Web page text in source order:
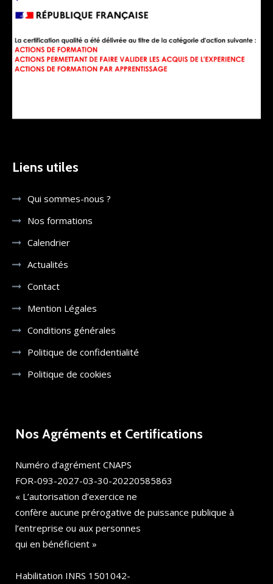
Liens utiles
Qui sommes-nous ?
Nos formations
Calendrier
Actualités
Contact
Mention Légales
Conditions générales
Politique de confidentialité
Politique de cookies
Nos Agréments et Certifications
Numéro d’agrément CNAPS
FOR-093-2027-03-30-20220585863
« L’autorisation d’exercice ne
confère aucune prérogative de puissance publique à
l’entreprise ou aux personnes
qui en bénéficient »
Habilitation INRS 1501042-